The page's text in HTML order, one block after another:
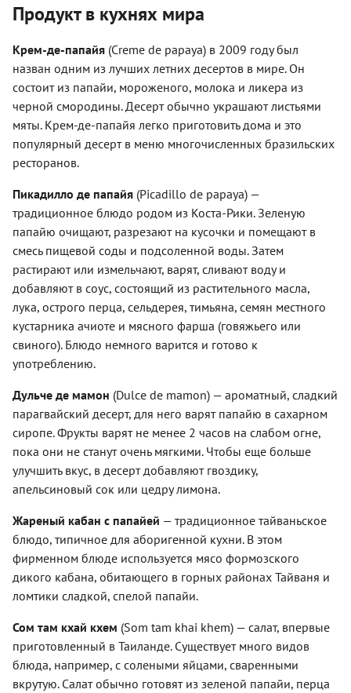
Продукт в кухнях мира
Крем-де-папайя (Creme de papaya) в 2009 году был
назван одним из лучших летних десертов в мире. Он
состоит из папайи, мороженого, молока и ликера из
черной смородины. Десерт обычно украшают листьями
мяты. Крем-де-папайя легко приготовить дома и это
популярный десерт в меню многочисленных бразильских
ресторанов.
Пикадилло де папайя (Picadillo de papaya) —
традиционное блюдо родом из Коста-Рики. Зеленую
папайю очищают, разрезают на кусочки и помещают в
смесь пищевой соды и подсоленной воды. Затем
растирают или измельчают, варят, сливают воду и
добавляют в соус, состоящий из растительного масла,
лука, острого перца, сельдерея, тимьяна, семян местного
кустарника ачиоте и мясного фарша (говяжьего или
свиного). Блюдо немного варится и готово к
употреблению.
Дульче де мамон (Dulce de mamon) — ароматный, сладкий
парагвайский десерт, для него варят папайю в сахарном
сиропе. Фрукты варят не менее 2 часов на слабом огне,
пока они не станут очень мягкими. Чтобы еще больше
улучшить вкус, в десерт добавляют гвоздику,
апельсиновый сок или цедру лимона.
Жареный кабан с папайей — традиционное тайваньское
блюдо, типичное для аборигенной кухни. В этом
фирменном блюде используется мясо формозского
дикого кабана, обитающего в горных районах Тайваня и
ломтики сладкой, спелой папайи.
Сом там кхай кхем (Som tam khai khem) — салат, впервые
приготовленный в Таиланде. Существует много видов
блюда, например, с солеными яйцами, сваренными
вкрутую. Салат обычно готовят из зеленой папайи, перца